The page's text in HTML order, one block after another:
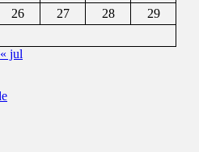
26 27 28
29
« jul